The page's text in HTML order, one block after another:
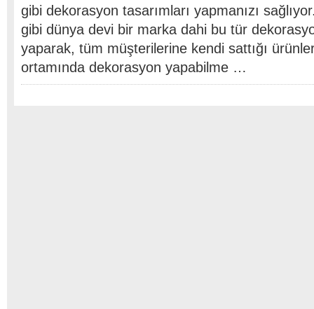
gibi dekorasyon tasarımları yapmanızı
gibi dünya devi bir marka dahi bu tür
yaparak, tüm müşterilerine kendi sattığı
ortamında dekorasyon yapabilme …